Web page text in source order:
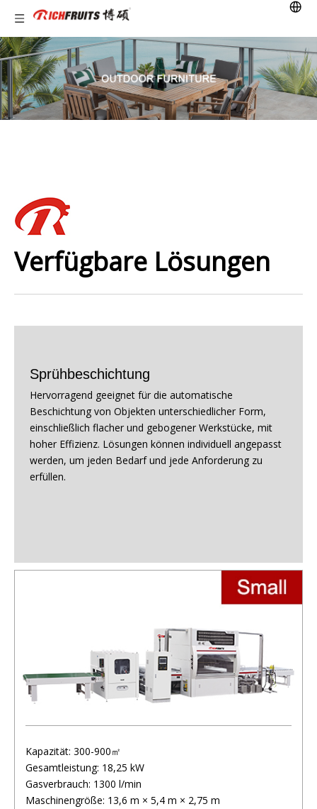
Verfügbare Lösungen
Sprühbeschichtung
Hervorragend geeignet für die automatische
Beschichtung von Objekten unterschiedlicher Form,
einschließlich flacher und gebogener Werkstücke, mit
hoher Effizienz. Lösungen können individuell angepasst
werden, um jeden Bedarf und jede Anforderung zu
erfüllen.
Kapazität: 300-900㎡
Gesamtleistung: 18,25 kW
Gasverbrauch: 1300 l/min
Maschinengröße: 13,6 m × 5,4 m × 2,75 m